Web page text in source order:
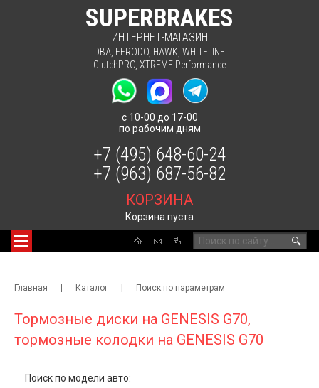
SUPERBRAKES
ИНТЕРНЕТ-МАГАЗИН
DBA FERODO HAWK WHITELINE
ClutchPRO XTREME Performance
с 10-00 до 17-00
по рабочим дням
🔍
КОРЗИНА
Корзина пуста
+7 (495) 648-60-24
+7 (963) 687-56-82
Главная | Каталог | Поиск по параметрам
Тормозные диски на GENESIS G70,
тормозные колодки на GENESIS G70
Поиск по модели авто: